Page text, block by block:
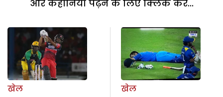
और कहानियां पढ़ने के लिए क्लिक करें...
खेल
खेल